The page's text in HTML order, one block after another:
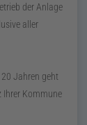
der Anlage
aller
Jahren geht
Ihrer Kommune